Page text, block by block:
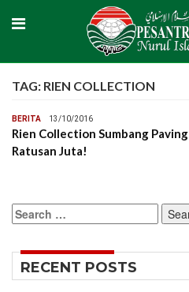
TAG: RIEN COLLECTION
BERITA 13/10/2016
Rien Collection Sumbang Paving
Ratusan Juta!
Search
for:
RECENT POSTS